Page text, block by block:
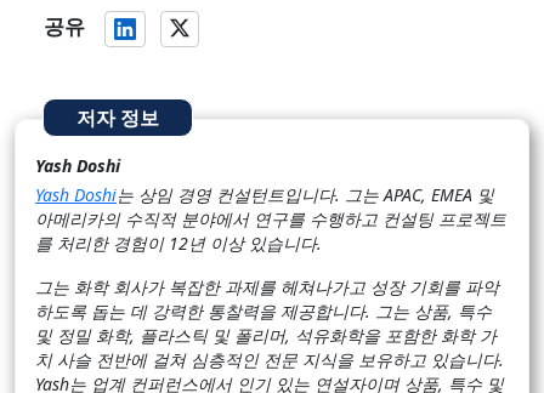
공유
저자 정보
Yash Doshi
Yash Doshi는 상임 경영 컨설턴트입니다. 그는 APAC, EMEA 및
아메리카의 수직적 분야에서 연구를 수행하고 컨설팅 프로젝트
를 처리한 경험이 12년 이상 있습니다.
그는 화학 회사가 복잡한 과제를 헤쳐나가고 성장 기회를 파악
하도록 돕는 데 강력한 통찰력을 제공합니다. 그는 상품, 특수
및 정밀 화학, 플라스틱 및 폴리머, 석유화학을 포함한 화학 가
치 사슬 전반에 걸쳐 심층적인 전문 지식을 보유하고 있습니다.
Yash는 업계 컨퍼런스에서 인기 있는 연설자이며 상품, 특수 및